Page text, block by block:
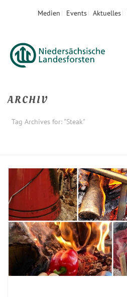
Medien Events Aktuelles
ARCHIV
Tag Archives for: "Steak"